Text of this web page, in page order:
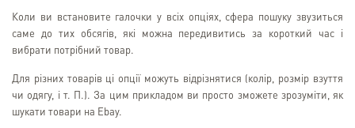
Коли ви встановите галочки у всіх опціях, сфера пошуку звузиться
саме до тих обсягів, які можна передивитись за короткий час і
вибрати потрібний товар.
Для різних товарів ці опції можуть відрізнятися (колір, розмір взуття
чи одягу, і т. П.). За цим прикладом ви просто зможете зрозуміти, як
шукати товари на Ebay.